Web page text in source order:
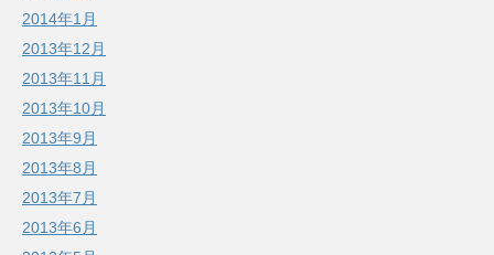
2014年1月
2013年12月
2013年11月
2013年10月
2013年9月
2013年8月
2013年7月
2013年6月